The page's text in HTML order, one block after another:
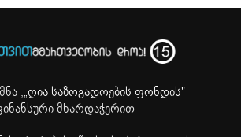
,„ღია საზოგადოების ფონდის"
მხარდაჭერით